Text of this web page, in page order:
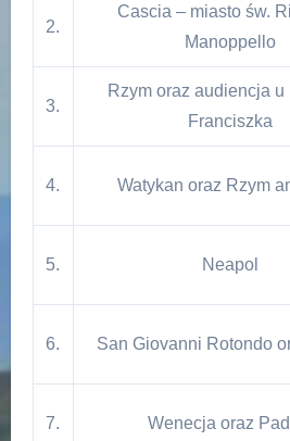
2.
Cascia – miasto św.
Manoppello
3.
Rzym oraz audiencja u
Franciszka
4. Watykan oraz Rzym
5. Neapol
6. San Giovanni Rotondo
7. Wenecja oraz